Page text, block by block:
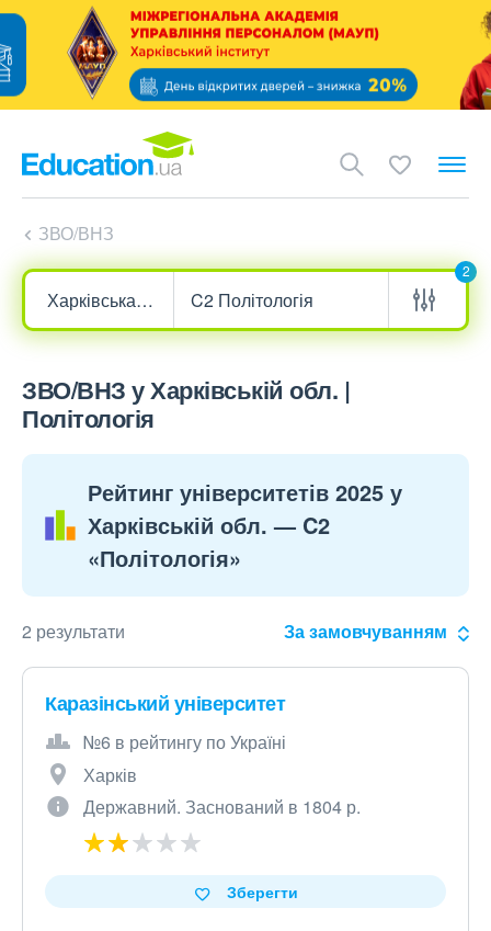
ЗВО/ВНЗ
2
ЗВО/ВНЗ у Харківській обл. |
Політологія
Рейтинг університетів 2025 у
Харківській обл. — C2
«Політологія»
2 результати За замовчуванням
Каразінський університет
№6 в рейтингу по Україні
Харків
Державний. Заснований в 1804 р.
Зберегти